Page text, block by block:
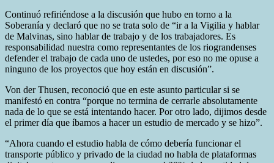
Continuó refiriéndose a la discusión que hubo en torno a la
Soberanía y declaró que no se trata solo de “ir a la Vigilia y hablar
de Malvinas, sino hablar de trabajo y de los trabajadores. Es
responsabilidad nuestra como representantes de los riograndenses
defender el trabajo de cada uno de ustedes, por eso no me opuse a
ninguno de los proyectos que hoy están en discusión”.
Von der Thusen, reconoció que en este asunto particular si se
manifestó en contra “porque no termina de cerrarle absolutamente
nada de lo que se está intentando hacer. Por otro lado, dijimos desde
el primer día que íbamos a hacer un estudio de mercado y se hizo”.
“Ahora cuando el estudio habla de cómo debería funcionar el
transporte público y privado de la ciudad no habla de plataformas